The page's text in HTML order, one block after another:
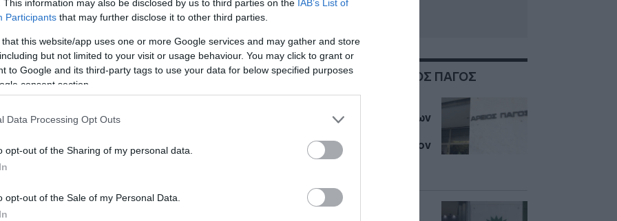
This information may also be disclosed by us to third parties on the IAB’s List of
Participants that may further disclose it to other third parties.
that this website/app uses one or more Google services and may gather and store
but not limited to your visit or usage behaviour. You may click to grant or
to Google and its third-party tags to use your data for below specified purposes
consent section.
Data Processing Opt Outs
opt-out of the Sharing of my personal data.
opt-out of the Sale of my Personal Data.
του, την έξαρση των
ΣΧΕΤΙΚΑ ΜΕ:ΑΡΕΙΟΣ ΠΑΓΟΣ
Πάγο οι συγγενείς των
έρευνα σχετικά με τον
ομαδικό τάφο στη
ΠΑΣΟΚ: Σήμερα ο κ.